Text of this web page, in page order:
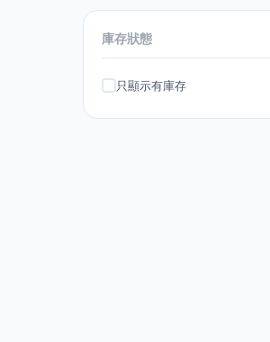
Collagenvital
Coup d'eclat (CDE)
庫存狀態
只顯示有庫存